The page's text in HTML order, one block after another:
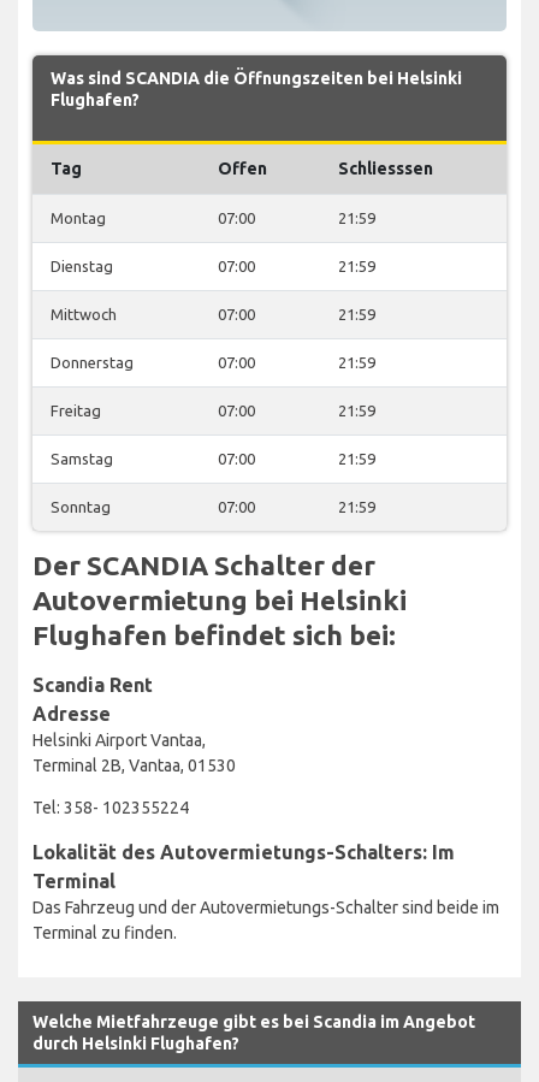
Was sind SCANDIA die Öffnungszeiten bei Helsinki
Flughafen?
Tag Offen Schliesssen
Montag 07:00 21:59
Dienstag 07:00 21:59
Mittwoch 07:00 21:59
Donnerstag 07:00 21:59
Freitag 07:00 21:59
Samstag 07:00 21:59
Sonntag 07:00 21:59
Der SCANDIA Schalter der
Autovermietung bei Helsinki
Flughafen befindet sich bei:
Scandia Rent
Adresse
Helsinki Airport Vantaa,
Terminal 2B, Vantaa, 01530
Tel: 358- 102355224
Lokalität des Autovermietungs-Schalters: Im
Terminal
Das Fahrzeug und der Autovermietungs-Schalter sind beide im
Terminal zu finden.
Welche Mietfahrzeuge gibt es bei Scandia im Angebot
durch Helsinki Flughafen?